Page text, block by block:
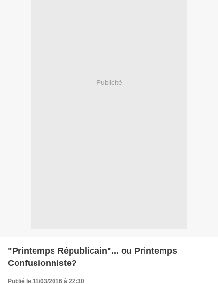
Publicité
"Printemps Républicain"... ou Printemps
Confusionniste?
Publié le 11/03/2016 à 22:30